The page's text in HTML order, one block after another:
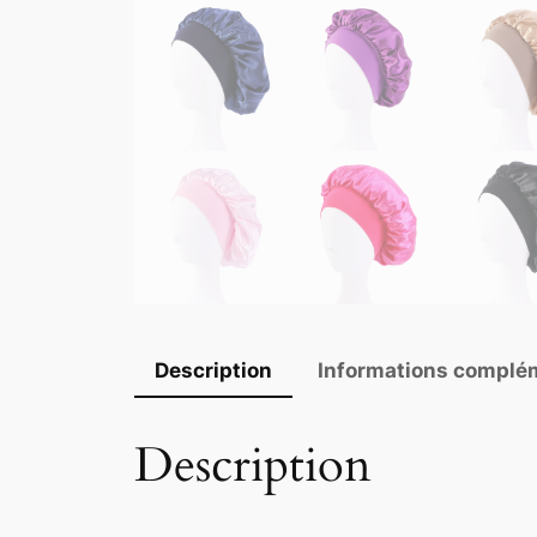
Description Informations
Description